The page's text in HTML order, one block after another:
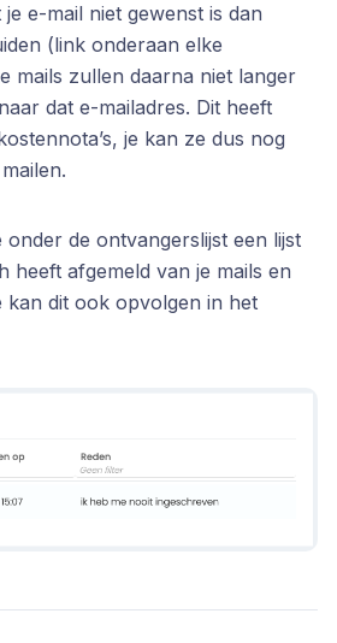
e-mail niet gewenst is dan
(link onderaan elke
mails zullen daarna niet langer
dat e-mailadres. Dit heeft
je kan ze dus nog
onder de ontvangerslijst een lijst
heeft afgemeld van je mails en
kan dit ook opvolgen in het